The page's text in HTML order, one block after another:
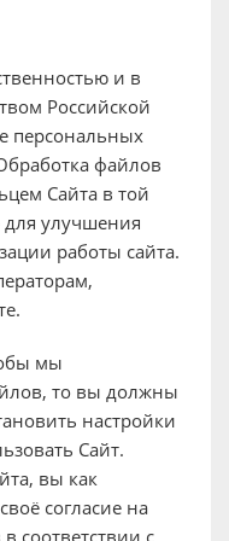
и в
Российской
персональных
файлов
Сайта в той
для улучшения
работы сайта.
мы
то вы должны
настройки
Сайт.
вы как
согласие на
соответствии с